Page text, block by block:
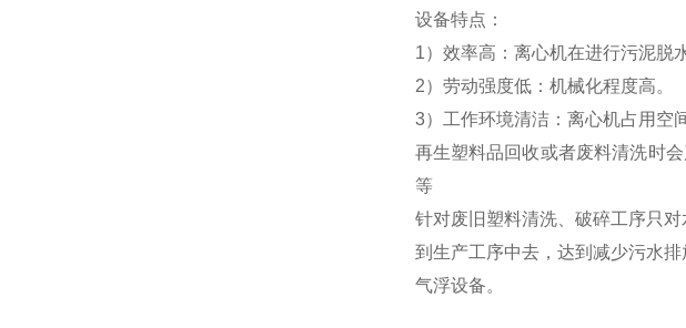
设备特点：
1）效率高：离心机在进行污泥脱
2）劳动强度低：机械化程度高。
3）工作环境清洁：离心机占用空
再生塑料品回收或者废料清洗时
等
针对废旧塑料清洗、破碎工序只
到生产工序中去，达到减少污水
气浮设备。